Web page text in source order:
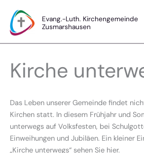
Inhalt
springen
Evang.-Luth. Kirchengemeinde
Zusmarshausen
Kirche
Das Leben unserer Gemeinde findet
Kirchen statt. In diesem Frühjahr und
unterwegs auf Volksfesten, bei
Einweihungen und Jubiläen. Ein kleiner
„Kirche unterwegs“ sehen Sie hier.